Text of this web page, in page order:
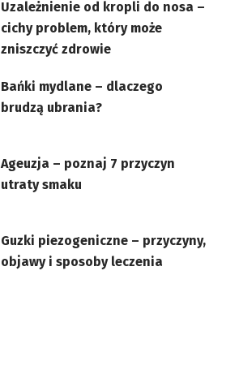
Uzależnienie od kropli do nosa –
cichy problem, który może
zniszczyć zdrowie
Bańki mydlane – dlaczego
brudzą ubrania?
Ageuzja – poznaj 7 przyczyn
utraty smaku
Guzki piezogeniczne – przyczyny,
objawy i sposoby leczenia